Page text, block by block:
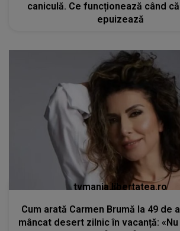
caniculă. Ce funcționează când
epuizează
tvmania.libertatea.ro
Cum arată Carmen Brumă la 49 de
mâncat desert zilnic în vacanță: